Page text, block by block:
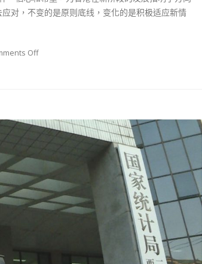
对，不变的是原则底线，变化的是积极适应新情
Off
(深圳)乡村振兴产业博览会开幕
2023-11-30